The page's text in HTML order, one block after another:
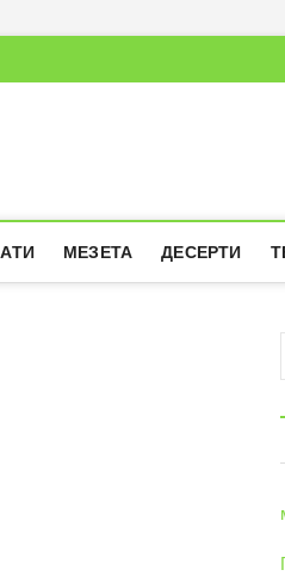
МЕЗЕТА ДЕСЕРТИ